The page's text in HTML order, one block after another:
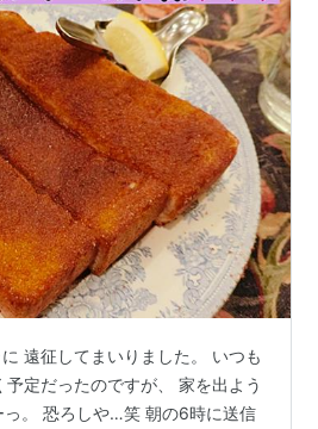
遠征してまいりました。 いつも
定だったのですが、 家を出よう
。 恐ろしや…笑 朝の6時に送信